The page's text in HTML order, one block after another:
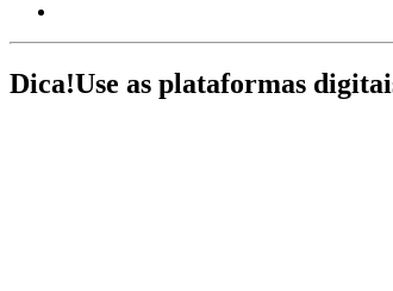
Dica!Use as plataformas